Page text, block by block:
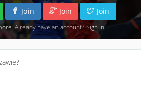
Join Join Join
. Already have an account?Sign in